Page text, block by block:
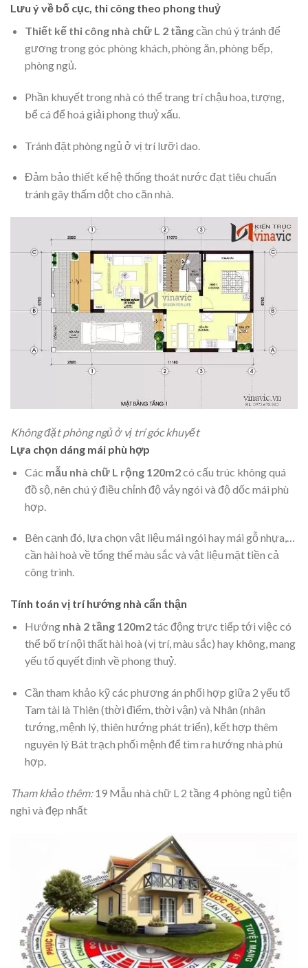
Lưu ý về bố cục, thi công theo phong thuỷ
Thiết kế thi công nhà chữ L 2 tầngcần chú ý tránh để
gương trong góc phòng khách, phòng ăn, phòng bếp,
phòng ngủ.
Phần khuyết trong nhà có thể trang trí chậu hoa, tượng,
bể cá để hoá giải phong thuỷ xấu.
Tránh đặt phòng ngủ ở vị trí lưỡi dao.
Đảm bảo thiết kế hệ thống thoát nước đạt tiêu chuẩn
tránh gây thấm dột cho căn nhà.
Không đặt phòng ngủ ở vị trí góc khuyết
Lựa chọn dáng mái phù hợp
Các mẫu nhà chữ L rộng 120m2có cấu trúc không quá
đồ sộ, nên chú ý điều chỉnh độ vảy ngói và độ dốc mái phù
hợp.
Bên cạnh đó, lựa chọn vật liệu mái ngói hay mái gỗ nhựa,…
cần hài hoà về tổng thể màu sắc và vật liệu mặt tiền cả
công trình.
Tính toán vị trí hướng nhà cẩn thận
Hướng nhà 2 tầng 120m2tác động trực tiếp tới việc có
thể bố trí nội thất hài hoà (vị trí, màu sắc) hay không, mang
yếu tố quyết định về phong thuỷ.
Cần tham khảo kỹ các phương án phối hợp giữa 2 yếu tố
Tam tài là Thiên (thời điểm, thời vận) và Nhân (nhân
tướng, mệnh lý, thiên hướng phát triển), kết hợp thêm
nguyên lý Bát trạch phối mệnh để tìm ra hướng nhà phù
hợp.
Tham khảo thêm:19 Mẫu nhà chữ L 2 tầng 4 phòng ngủ tiện
nghi và đẹp nhất